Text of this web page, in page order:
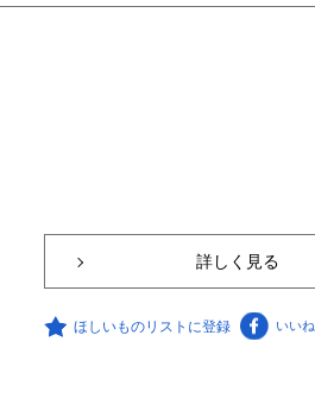
詳しく見る
ほしいものリストに登録 いいね